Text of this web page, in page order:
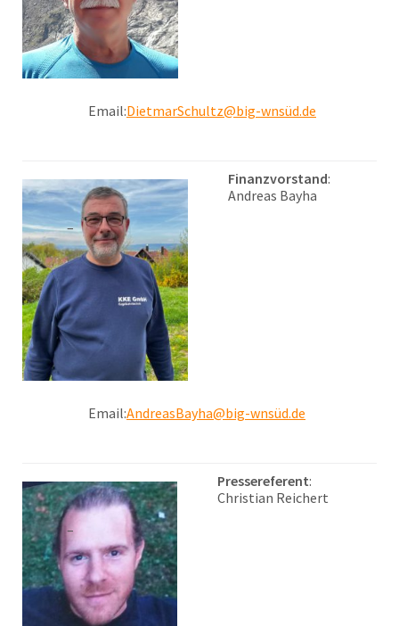
Email:DietmarSchultz@big-wnsüd.de
Finanzvorstand:
Andreas Bayha
Email:AndreasBayha@big-wnsüd.de
Pressereferent:
Christian Reichert